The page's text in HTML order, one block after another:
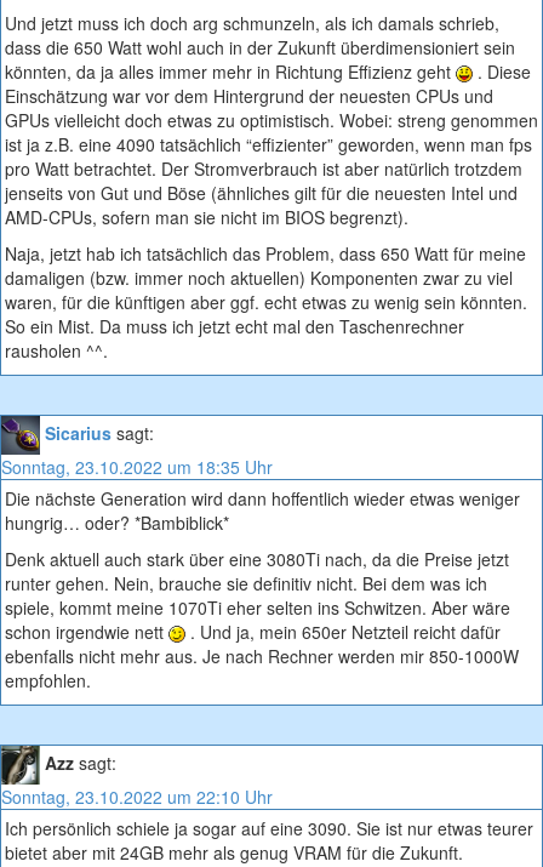
Und jetzt muss ich doch arg schmunzeln, als ich damals schrieb,
dass die 650 Watt wohl auch in der Zukunft überdimensioniert sein
könnten, da ja alles immer mehr in Richtung Effizienz geht
. Diese
Einschätzung war vor dem Hintergrund der neuesten CPUs und
GPUs vielleicht doch etwas zu optimistisch. Wobei: streng genommen
ist ja z.B. eine 4090 tatsächlich “effizienter” geworden, wenn man fps
pro Watt betrachtet. Der Stromverbrauch ist aber natürlich trotzdem
jenseits von Gut und Böse (ähnliches gilt für die neuesten Intel und
AMD-CPUs, sofern man sie nicht im BIOS begrenzt).
Naja, jetzt hab ich tatsächlich das Problem, dass 650 Watt für meine
damaligen (bzw. immer noch aktuellen) Komponenten zwar zu viel
waren, für die künftigen aber ggf. echt etwas zu wenig sein könnten.
So ein Mist. Da muss ich jetzt echt mal den Taschenrechner
rausholen ^^.
Sicarius sagt:
Sonntag, 23.10.2022 um 18:35 Uhr
Die nächste Generation wird dann hoffentlich wieder etwas weniger
hungrig… oder? *Bambiblick*
Denk aktuell auch stark über eine 3080Ti nach, da die Preise jetzt
runter gehen. Nein, brauche sie definitiv nicht. Bei dem was ich
spiele, kommt meine 1070Ti eher selten ins Schwitzen. Aber wäre
schon irgendwie nett
. Und ja, mein 650er Netzteil reicht dafür
ebenfalls nicht mehr aus. Je nach Rechner werden mir 850-1000W
empfohlen.
Azz sagt:
Sonntag, 23.10.2022 um 22:10 Uhr
Ich persönlich schiele ja sogar auf eine 3090. Sie ist nur etwas teurer
bietet aber mit 24GB mehr als genug VRAM für die Zukunft.